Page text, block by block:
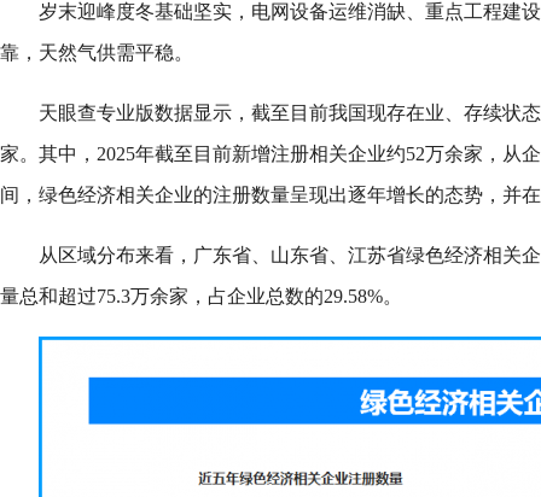
岁末迎峰度冬基础坚实，电网设备运维消缺、重点工程建
靠，天然气供需平稳。
天眼查专业版数据显示，截至目前我国现存在业、存续状
家。其中，2025年截至目前新增注册相关企业约52万余家，从
间，绿色经济相关企业的注册数量呈现出逐年增长的态势，并
从区域分布来看，广东省、山东省、江苏省绿色经济相关
量总和超过75.3万余家，占企业总数的29.58%。